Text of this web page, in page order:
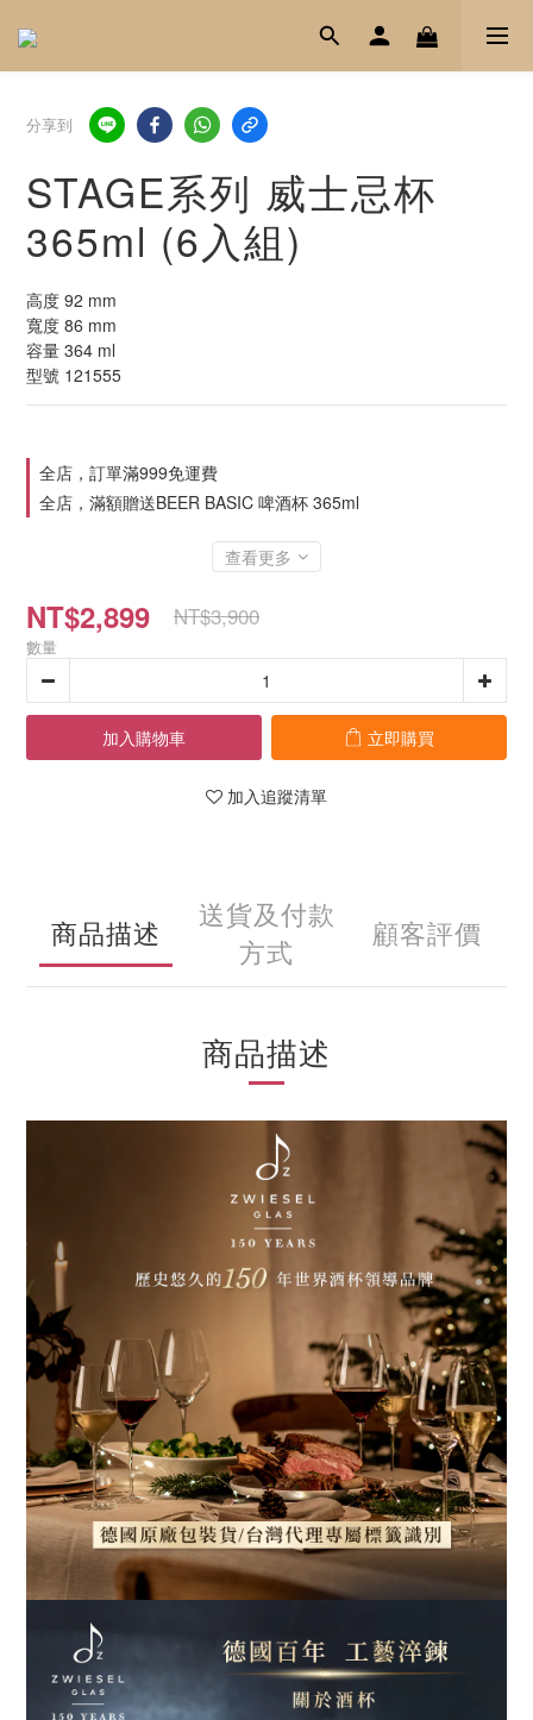
分享到
STAGE系列 威士忌杯
365ml (6入組)
高度 92 mm
寬度 86 mm
容量 364 ml
型號 121555
全店，訂單滿999免運費
全店，滿額贈送BEER BASIC 啤酒杯 365ml
查看更多
NT$2,899 NT$3,900
數量
加入購物車 立即購買
加入追蹤清單
商品描述
送貨及付款
方式
顧客評價
商品描述